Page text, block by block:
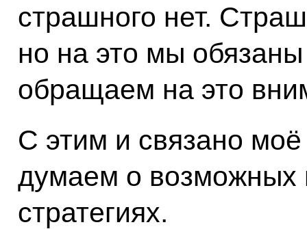
страшного нет.
но на это мы
обращаем на это
С этим и связано
думаем о возможных
стратегиях.